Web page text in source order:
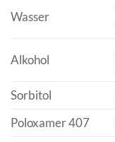
Wasser
Alkohol
Sorbitol
Poloxamer 407